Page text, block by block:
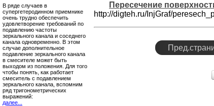
В ряде случаев в
супергетеродинном приемнике
очень трудно обеспечить
удовлетворение требований по
подавлению частоты
зеркального канала и соседнего
канала одновременно. В этом
случае дополнительное
подавление зеркального канала
в смесителе может быть
выходом из положения. Для того
чтобы понять, как работает
смеситель с подавлением
зеркального канала, вспомним
ряд тригонометрических
выражений:
далее...
Пересечение
http://digteh.ru/InjGraf/